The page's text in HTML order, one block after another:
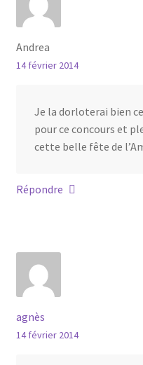
Andrea
14 février 2014
Je la dorloterai bien
pour ce concours et
cette belle fête de
Répondre
agnès
14 février 2014